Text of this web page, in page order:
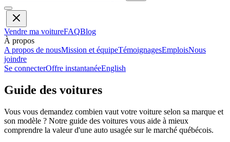
Vendre ma voitureFAQBlog
À propos
A propos de nousMission et équipeTémoignagesEmploisNous
joindre
Se connecterOffre instantanéeEnglish
Guide des voitures
Vous vous demandez combien vaut votre voiture selon sa marque et
son modèle ? Notre guide des voitures vous aide à mieux
comprendre la valeur d'une auto usagée sur le marché québécois.